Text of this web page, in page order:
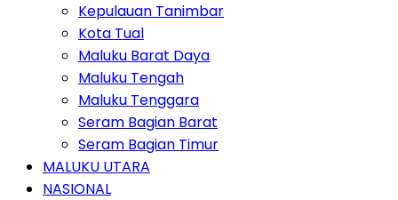
Kepulauan Tanimbar
Kota Tual
Maluku Barat Daya
Maluku Tengah
Maluku Tenggara
Seram Bagian Barat
Seram Bagian Timur
MALUKU UTARA
NASIONAL